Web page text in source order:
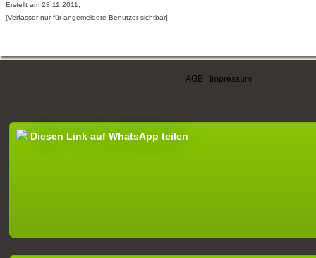
Erstellt am 23.11.2011,
[Verfasser nur für angemeldete Benutzer sichtbar]
AGB Impressum
Diesen Link auf WhatsApp teilen